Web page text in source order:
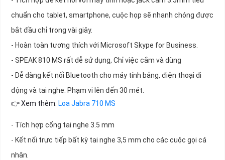
chuẩn cho tablet, smartphone, cuộc họp sẽ nhanh chóng được
bắt đầu chỉ trong vài giây.
- Hoàn toàn tương thích với Microsoft Skype for Business.
- SPEAK 810 MS rất dễ sử dụng, Chỉ việc cắm và dùng
- Dễ dàng kết nối Bluetooth cho máy tính bảng, điện thoại di
động và tai nghe. Phạm vi lên đến 30 mét.
👉 Xem thêm: Loa Jabra 710 MS
- Tích hợp cổng tai nghe 3.5 mm
- Kết nối trực tiếp bất kỳ tai nghe 3,5 mm cho các cuộc gọi cá
nhân.